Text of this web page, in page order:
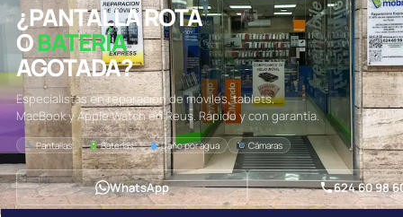
¿PANTALLA ROTA
OBATERÍA
AGOTADA?
Especialistas en reparación de móviles, tablets,
MacBook y Apple Watch en Reus. Rápido y con garantía.
Pantallas Baterías Daño por agua Cámaras
WhatsApp 624 60 98